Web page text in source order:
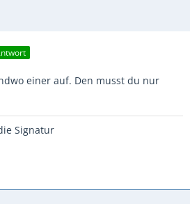
einer auf. Den musst du nur
Signatur